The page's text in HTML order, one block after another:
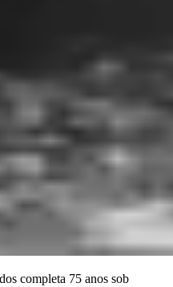
completa 75 anos sob